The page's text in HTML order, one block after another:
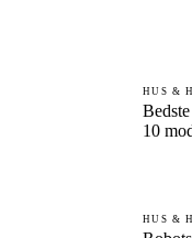
HUS &
10
HUS &